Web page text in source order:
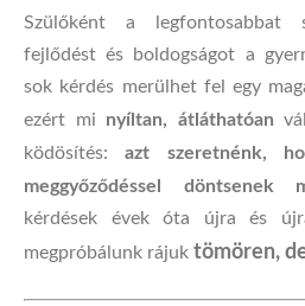
Szülőként a legfontosabbat
fejlődést és boldogságot a
sok kérdés merülhet fel egy
ezért mi nyíltan, átláthatóan
ködösítés:azt szeretnénk,
meggyőződéssel döntsenek
kérdések évek óta újra és
megpróbálunk rájuktömören,